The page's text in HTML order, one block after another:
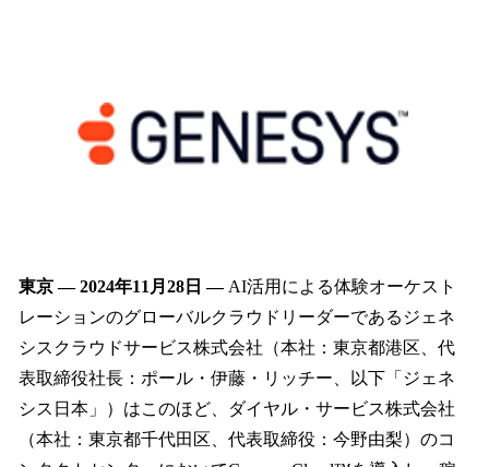
東京 — 2024年11月28日 — AI活用による体験オーケスト
レーションのグローバルクラウドリーダーであるジェネ
シスクラウドサービス株式会社（本社：東京都港区、代
表取締役社長：ポール・伊藤・リッチー、以下「ジェネ
シス日本」）はこのほど、ダイヤル・サービス株式会社
（本社：東京都千代田区、代表取締役：今野由梨）のコ